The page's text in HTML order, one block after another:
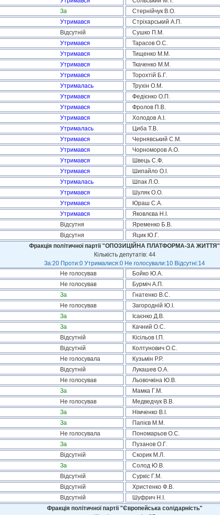
За Стернійчук В.О.
Утримався Стріхарський А.П.
Відсутній Сушко П.М.
Утримався Тарасов О.С.
Утримався Тищенко М.М.
Утримався Ткаченко М.М.
Утримався Торохтій Б.Г.
Утрималась Трухін О.М.
Утримався Федієнко О.П.
Утримався Фролов П.В.
Утримався Холодов А.І.
Утрималась Циба Т.В.
Утримався Чернявський С.М.
Утримався Чорноморов А.О.
Утримався Швець С.Ф.
Утримався Шипайло О.І.
Утрималась Шпак Л.О.
Утримався Шуляк О.О.
Утримався Юраш С.А.
Утримався Яковлєва Н.І.
Відсутня Яременко Б.В.
Відсутня Яцик Ю.Г.
Фракція політичної партії "ОПОЗИЦІЙНА ПЛАТФОРМА-ЗА ЖИТТЯ"
Кількість депутатів: 44
За:20 Проти:0 Утрималися:0 Не голосували:10 Відсутні:14
Не голосував Бойко Ю.А.
Не голосував Бурміч А.П.
За Гнатенко В.С.
Не голосував Загородній Ю.І.
За Ісаєнко Д.В.
За Качний О.С.
Відсутній Кісільов І.П.
Відсутній Колтунович О.С.
Не голосувала Кузьмін Р.Р.
Відсутній Лукашев О.А.
Не голосував Льовочкіна Ю.В.
За Мамка Г.М.
Не голосував Медведчук В.В.
За Німченко В.І.
За Папієв М.М.
Не голосувала Пономарьов О.С.
За Пузанов О.Г.
Відсутній Скорик М.Л.
За Солод Ю.В.
Відсутній Суркіс Г.М.
Відсутній Христенко Ф.В.
Відсутній Шуфрич Н.І.
Фракція політичної партії "Європейська солідарність"